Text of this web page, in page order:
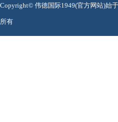
Copyright© 伟德国际1949(官方网站)始
所有